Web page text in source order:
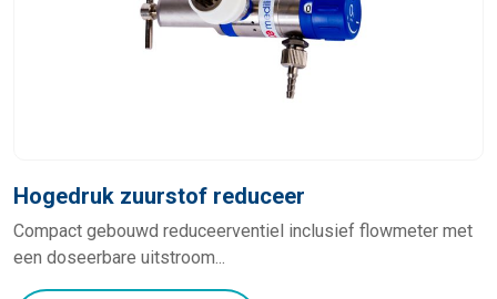
Hogedruk zuurstof reduceer
Compact gebouwd reduceerventiel inclusief flowmeter met
een doseerbare uitstroom...